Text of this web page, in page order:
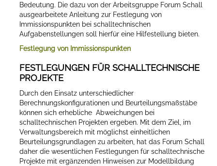
Bedeutung. Die dazu von der Arbeitsgruppe Forum Schall
ausgearbeitete Anleitung zur Festlegung von
Immissionspunkten bei schalltechnischen
Aufgabenstellungen soll hierfür eine Hilfestellung bieten.
Festlegung von Immissionspunkten
FESTLEGUNGEN FÜR SCHALLTECHNISCHE
PROJEKTE
Durch den Einsatz unterschiedlicher
Berechnungskonfigurationen und Beurteilungsmaßstäbe
können sich erhebliche Abweichungen bei
schalltechnischen Projekten ergeben. Mit dem Ziel, im
Verwaltungsbereich mit möglichst einheitlichen
Beurteilungsgrundlagen zu arbeiten, hat das Forum Schall
daher die wesentlichen Festlegungen für schalltechnische
Projekte mit ergänzenden Hinweisen zur Modellbildung